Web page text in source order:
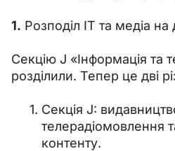
1. Розподіл ІТ та медіа на
Секцію J «Інформація та
розділили. Тепер це дві
Секція J:
телерадіомовлення
контенту.